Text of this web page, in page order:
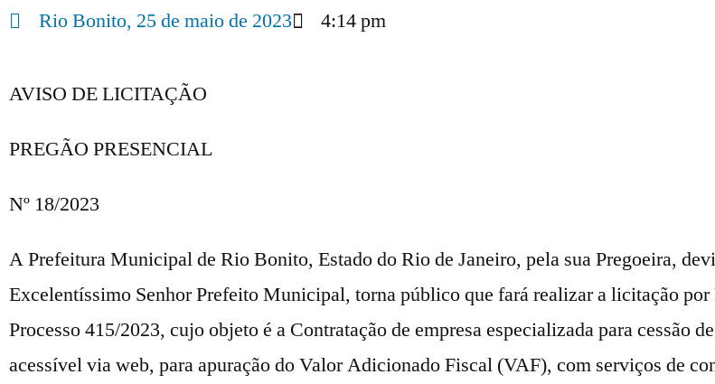
Rio Bonito, 25 de maio de 2023 4:14 pm
AVISO DE LICITAÇÃO
PREGÃO PRESENCIAL
Nº 18/2023
A Prefeitura Municipal de Rio Bonito, Estado do Rio de Janeiro, pela sua Pregoeira,
Excelentíssimo Senhor Prefeito Municipal, torna público que fará realizar a licitação por
Processo 415/2023, cujo objeto é a Contratação de empresa especializada para cessão
acessível via web, para apuração do Valor Adicionado Fiscal (VAF), com serviços de